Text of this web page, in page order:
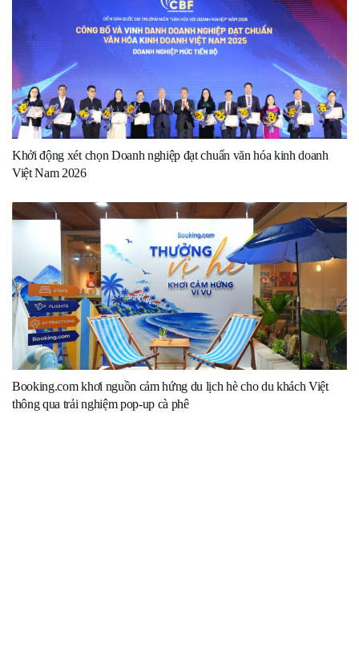
Khởi động xét chọn Doanh nghiệp đạt chuẩn văn hóa kinh doanh
Việt Nam 2026
Booking.com khơi nguồn cảm hứng du lịch hè cho du khách Việt
thông qua trải nghiệm pop-up cà phê